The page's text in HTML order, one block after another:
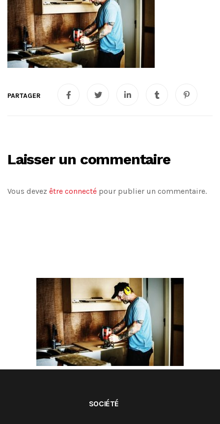
Laisser un commentaire
Vous devez être connecté pour publier un commentaire.
SOCIÉTÉ